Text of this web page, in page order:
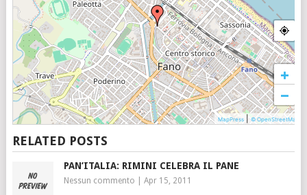
+
−
MapPress| © OpenStreetMap
RELATED POSTS
PAN’ITALIA: RIMINI CELEBRA IL PANE
Nessun commento Apr 15, 2011